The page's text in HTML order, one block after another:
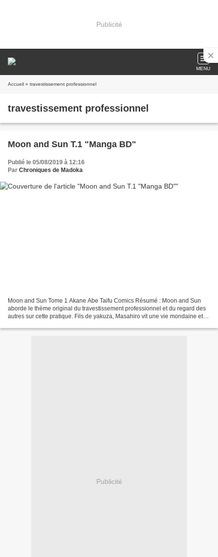
Publicité
MENU
Accueil » travestissement professionnel
travestissement professionnel
Moon and Sun T.1 "Manga BD"
Publié le 05/08/2019 à 12:16
Par Chroniques de Madoka
Moon and Sun Tome 1 Akane Abe Taifu Comics Résumé : Moon and Sun
aborde le thème original du travestissement professionnel et du regard des
autres sur cette pratique. Fils de yakuza, Masahiro vit une vie mondaine et
Publicité